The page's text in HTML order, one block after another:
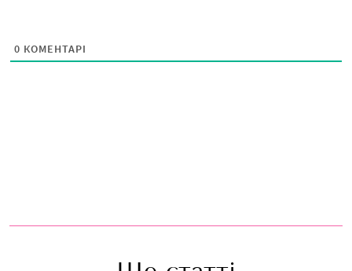
0 КОМЕНТАРІ